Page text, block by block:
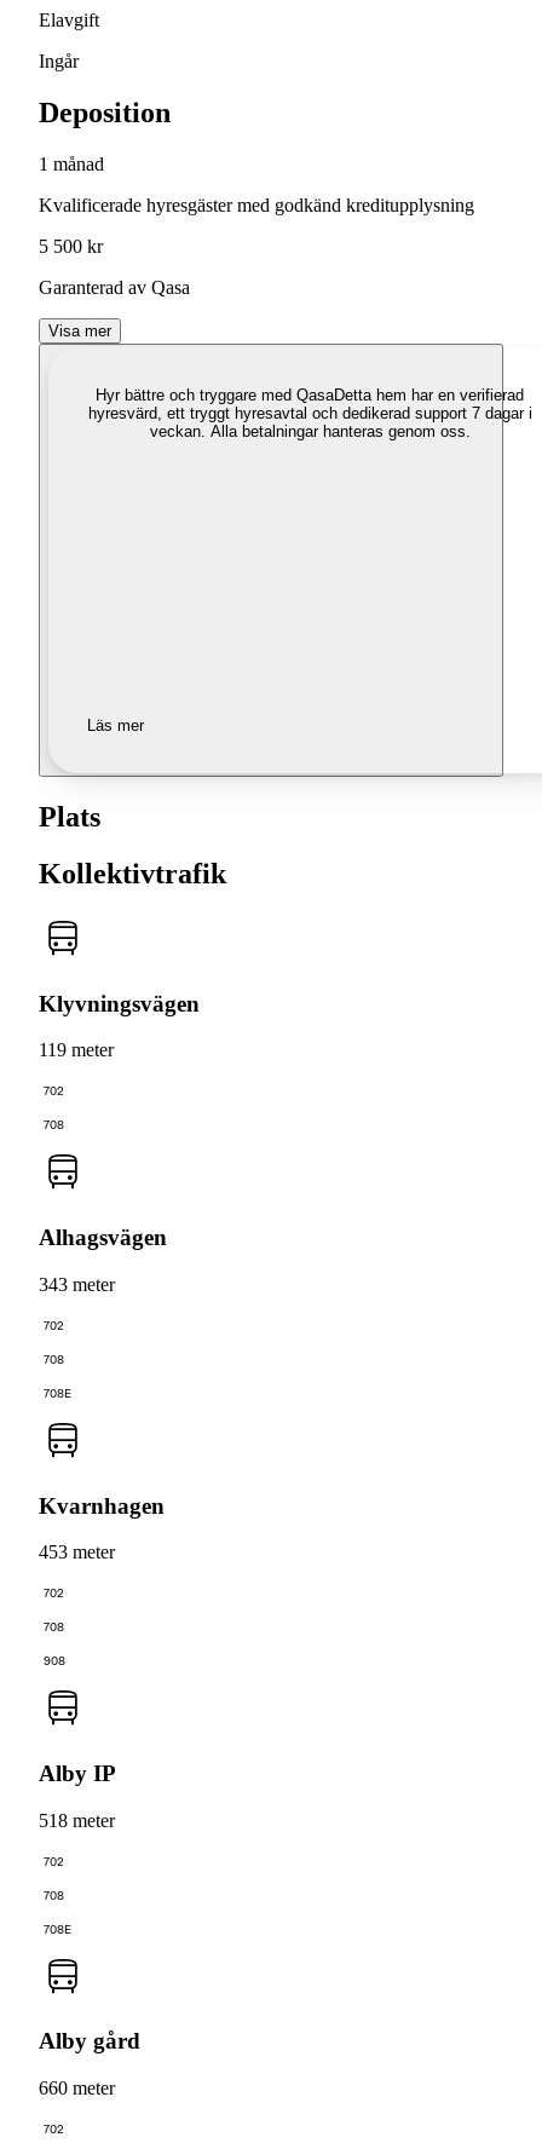
Elavgift
Ingår
Deposition
1 månad
Kvalificerade hyresgäster med godkänd kreditupplysning
5 500 kr
Garanterad av Qasa
Visa mer
Hyr bättre och tryggare med QasaDetta hem har en verifierad
hyresvärd, ett tryggt hyresavtal och dedikerad support 7 dagar i
veckan. Alla betalningar hanteras genom oss.
Läs mer
Plats
Kollektivtrafik
Klyvningsvägen
119 meter
702
708
Alhagsvägen
343 meter
702
708
708E
Kvarnhagen
453 meter
702
708
908
Alby IP
518 meter
702
708
708E
Alby gård
660 meter
702